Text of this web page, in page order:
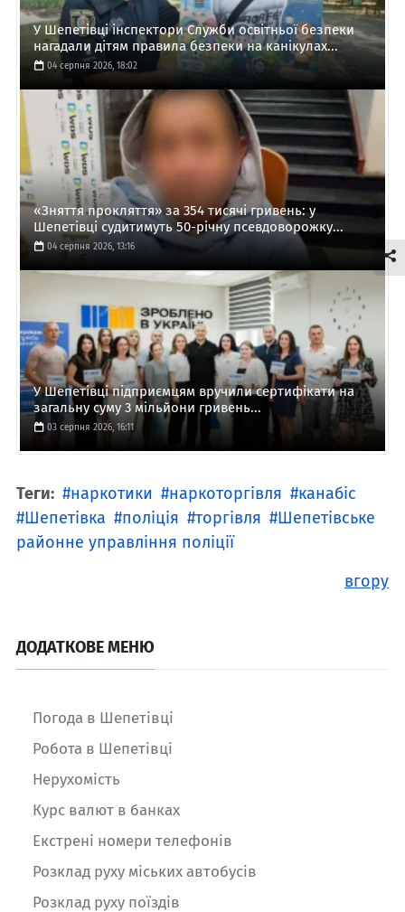
У Шепетівці інспектори Служби освітньої безпеки
нагадали дітям правила безпеки на канікулах...
04 серпня 2026, 18:02
«Зняття прокляття» за 354 тисячі гривень: у
Шепетівці судитимуть 50-річну псевдоворожку...
04 серпня 2026, 13:16
У Шепетівці підприємцям вручили сертифікати на
загальну суму 3 мільйони гривень...
03 серпня 2026, 16:11
Теги: наркотики наркоторгівля
канабіс
Шепетівка
поліція торгівля
Шепетівське
районне управління поліції
вгору
ДОДАТКОВЕ МЕНЮ
Погода в Шепетівці
Робота в Шепетівці
Нерухомість
Курс валют в банках
Екстрені номери телефонів
Розклад руху міських автобусів
Розклад руху поїздів